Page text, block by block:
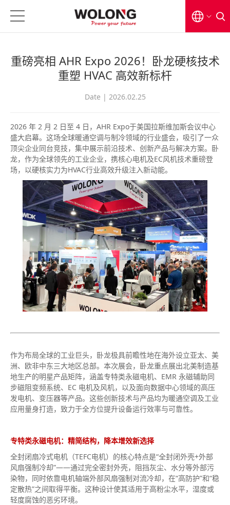
CN
重磅亮相 AHR Expo 2026！卧龙硬核技术
重塑 HVAC 高效新标杆
Date | 2026.02.25
2026 年 2 月 2 日至 4 日，AHR Expo于美国‌拉斯维加斯会议中心‌
盛大启幕。‌这场全球暖通空调与制冷领域的行业盛会，吸引了一众
顶尖企业同台竞技，集中展示前沿技术、创新产品与解决方案。卧
龙，作为全球领先的工业企业，携核心电机及EC风机技术重磅登
场，以硬核实力为HVAC行业高效升级注入新动能。
作为布局全球的工业巨头，卧龙极具前瞻性地在海外设立亚太、美
洲、欧非中东三大地区总部。本次展会，卧龙重点展出北美制造基
地生产的明星产品矩阵，涵盖专特类永磁电机、EMR 永磁辅助同
步磁阻变频系统、EC 电机及风机，以及面向数据中心领域的高压
发电机、变压器等产品。这些创新技术与产品均为暖通空调及工业
应用量身打造，致力于全方位提升设备运行效率与可靠性。
专特类永磁电机：精简结构，降本增效新选择
全封闭扇冷式电机（TEFC电机）的核心特点是“全封闭外壳+外部
风扇强制冷却”——通过完全密封外壳，阻挡灰尘、水分等外部污
染物，同时依靠电机轴端外部风扇强制对流冷却，在“高防护”和“稳
定散热”之间取得平衡。这种设计使其适用于高粉尘水平，湿度或
轻度腐蚀的恶劣环境。